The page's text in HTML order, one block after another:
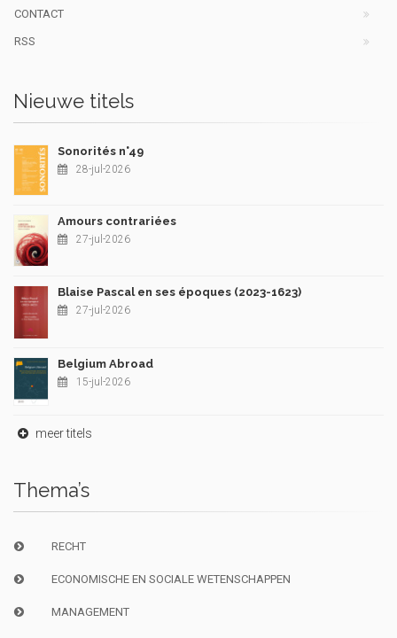
CONTACT
RSS
Nieuwe titels
Sonorités n°49
28-jul-2026
Amours contrariées
27-jul-2026
Blaise Pascal en ses époques (2023-1623)
27-jul-2026
Belgium Abroad
15-jul-2026
meer titels
Thema’s
RECHT
ECONOMISCHE EN SOCIALE WETENSCHAPPEN
MANAGEMENT